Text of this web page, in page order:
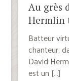
Au grès
Hermlin
Batteur
chanteur,
David
est un […]